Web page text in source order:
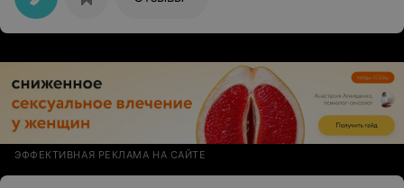
ЭФФЕКТИВНАЯ РЕКЛАМА НА САЙТЕ